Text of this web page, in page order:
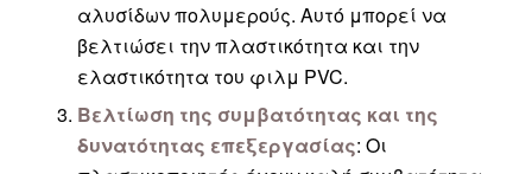
αλυσίδων πολυμερούς. Αυτό μπορεί να
βελτιώσει την πλαστικότητα και την
ελαστικότητα του φιλμ PVC.
Βελτίωση της συμβατότητας και της
δυνατότητας επεξεργασίας: Οι